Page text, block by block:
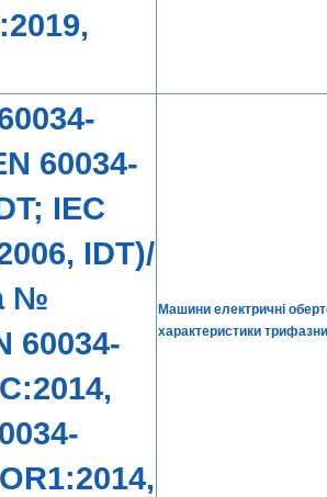
60034-
IEC
IDT)/
№
60034-
Машини електричні
характеристики